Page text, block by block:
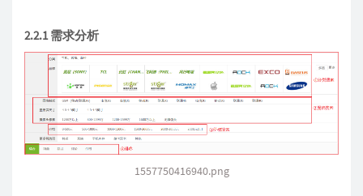
2.2.1 需求分析
1557750416940.png